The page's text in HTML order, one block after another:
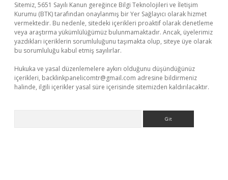
Sitemiz, 5651 Sayılı Kanun gereğince Bilgi Teknolojileri ve İletişim
Kurumu (BTK) tarafından onaylanmış bir Yer Sağlayıcı olarak hizmet
vermektedir. Bu nedenle, sitedeki içerikleri proaktif olarak denetleme
veya araştırma yükümlülüğümüz bulunmamaktadır. Ancak, üyelerimiz
yazdıkları içeriklerin sorumluluğunu taşımakta olup, siteye üye olarak
bu sorumluluğu kabul etmiş sayılırlar.
Hukuka ve yasal düzenlemelere aykırı olduğunu düşündüğünüz
içerikleri, backlinkpanelicomtr@gmail.com adresine bildirmeniz
halinde, ilgili içerikler yasal süre içerisinde sitemizden kaldırılacaktır.